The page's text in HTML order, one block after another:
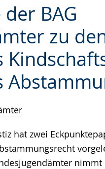
BAG
zu
hat zwei
nimmt